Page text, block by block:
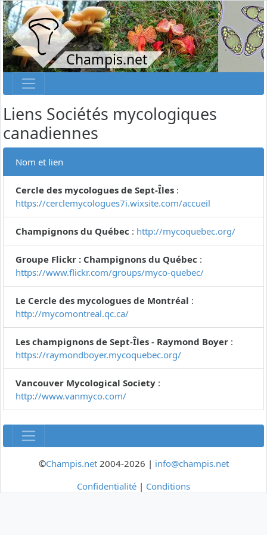
Champis.net
Liens Sociétés mycologiques
canadiennes
Nom et lien
Cercle des mycologues de Sept-Îles :
https://cerclemycologues7i.wixsite.com/accueil
Champignons du Québec : http://mycoquebec.org/
Groupe Flickr : Champignons du Québec :
https://www.flickr.com/groups/myco-quebec/
Le Cercle des mycologues de Montréal :
http://mycomontreal.qc.ca/
Les champignons de Sept-Îles - Raymond Boyer :
https://raymondboyer.mycoquebec.org/
Vancouver Mycological Society :
http://www.vanmyco.com/
©Champis.net2004-2026 | info@champis.net
Confidentialité | Conditions